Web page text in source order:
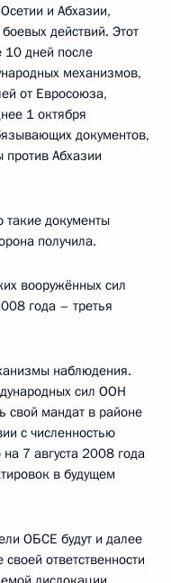
и Абхазии,
действий. Этот
10 дней после
механизмов,
от Евросоюза,
1 октября
документов,
Абхазии
такие документы
получила.
вооружённых сил
года – третья
наблюдения.
сил ООН
свой мандат в районе
с численностью
7 августа 2008 года
в будущем
ОБСЕ будут и далее
ответственности